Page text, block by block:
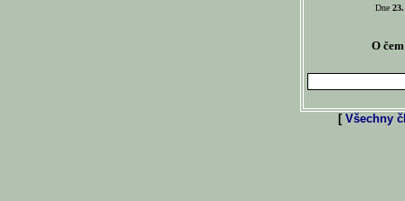
Dne
O
[ Všechny